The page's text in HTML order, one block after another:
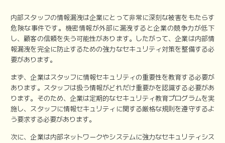
内部スタッフの情報漏洩は企業にとって非常に深刻な被害をもたらす
危険な事件です。機密情報が外部に漏洩すると企業の競争力が低下
し、顧客の信頼を失う可能性があります。したがって、企業は内部情
報漏洩を完全に防止するための強力なセキュリティ対策を整備する必
要があります。
まず、企業はスタッフに情報セキュリティの重要性を教育する必要が
あります。スタッフは扱う情報がどれだけ重要かを認識する必要があ
ります。そのため、企業は定期的なセキュリティ教育プログラムを実
施し、スタッフに情報セキュリティに関する厳格な規則を遵守するよ
う要求する必要があります。
次に、企業は内部ネットワークやシステムに強力なセキュリティシス